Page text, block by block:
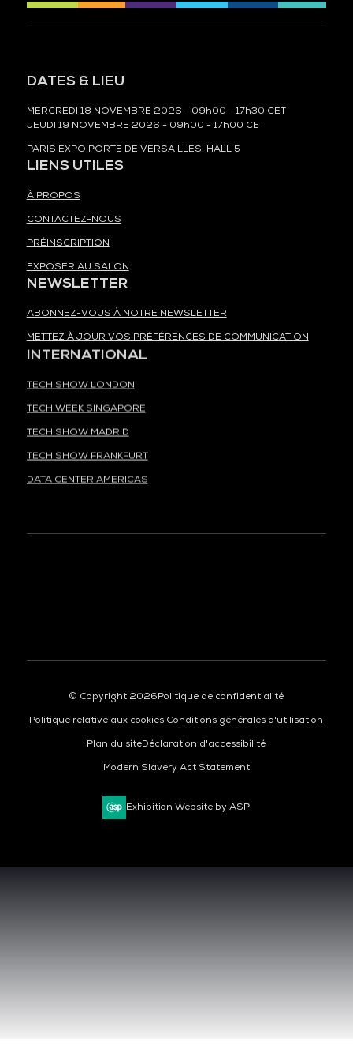
DATES & LIEU
MERCREDI 18 NOVEMBRE 2026 - 09h00 - 17h30 CET
JEUDI 19 NOVEMBRE 2026 - 09h00 - 17h00 CET
PARIS EXPO PORTE DE VERSAILLES, HALL 5
LIENS UTILES
À PROPOS
CONTACTEZ-NOUS
PRÉINSCRIPTION
EXPOSER AU SALON
NEWSLETTER
ABONNEZ-VOUS À NOTRE NEWSLETTER
METTEZ À JOUR VOS PRÉFÉRENCES DE COMMUNICATION
INTERNATIONAL
TECH SHOW LONDON
TECH WEEK SINGAPORE
TECH SHOW MADRID
TECH SHOW FRANKFURT
DATA CENTER AMERICAS
© Copyright 2026Politique de confidentialité
Politique relative aux cookies Conditions générales d'utilisation
Plan du siteDéclaration d'accessibilité
Modern Slavery Act Statement
Exhibition Website by ASP